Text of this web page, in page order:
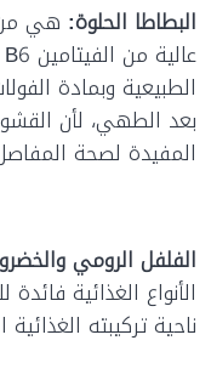
البطاطا الحلوة: هي من
عالية من الفيتامين B6
الطبيعية وبمادة
بعد الطهي، لأن
المفيدة لصحة
الفلفل الرومي
الأنواع الغذائية
ناحية تركيبته